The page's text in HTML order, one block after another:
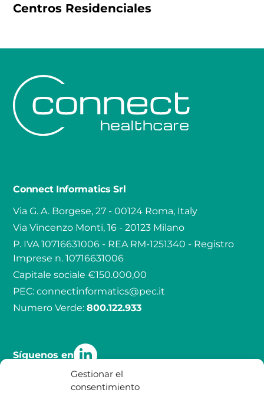
Gestionar el
consentimiento
Centros Residenciales
Connect Informatics Srl
Via G. A. Borgese, 27 - 00124 Roma, Italy
Via Vincenzo Monti, 16 - 20123 Milano
P. IVA 10716631006 - REA RM-1251340 - Registro
Imprese n. 10716631006
Capitale sociale €150.000,00
PEC:connectinformatics@pec.it
Numero Verde:800.122.933
Síguenos en